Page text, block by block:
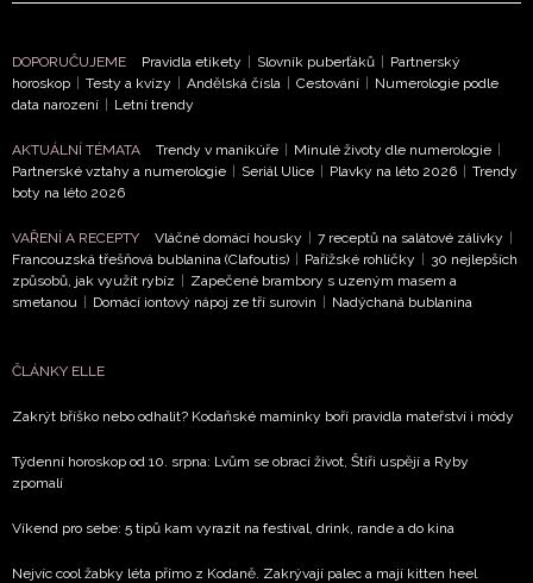
DOPORUČUJEME Pravidla etikety | Slovník puberťáků | Partnerský
horoskop | Testy a kvízy | Andělská čísla | Cestování | Numerologie podle
data narození | Letní trendy
AKTUÁLNÍ TÉMATA Trendy v manikúře | Minulé životy dle numerologie |
Partnerské vztahy a numerologie | Seriál Ulice | Plavky na léto 2026 | Trendy
boty na léto 2026
VAŘENÍ A RECEPTY Vláčné domácí housky | 7 receptů na salátové zálivky |
Francouzská třešňová bublanina (Clafoutis) | Pařížské rohlíčky | 30 nejlepších
způsobů, jak využít rybíz | Zapečené brambory s uzeným masem a
smetanou | Domácí iontový nápoj ze tří surovin | Nadýchaná bublanina
ČLÁNKY ELLE
Zakrýt bříško nebo odhalit? Kodaňské maminky boří pravidla mateřství i módy
Týdenní horoskop od 10. srpna: Lvům se obrací život, Štíři uspějí a Ryby
zpomalí
Víkend pro sebe: 5 tipů kam vyrazit na festival, drink, rande a do kina
Nejvíc cool žabky léta přímo z Kodaně. Zakrývají palec a mají kitten heel